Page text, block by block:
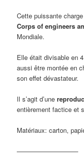
Cette puissante
Corps of engineers
Mondiale.
Elle était divisable en
aussi être montée en
son effet dévastateur.
Il s’agit d’une
entièrement factice et
Matériaux: carton,
—————————–